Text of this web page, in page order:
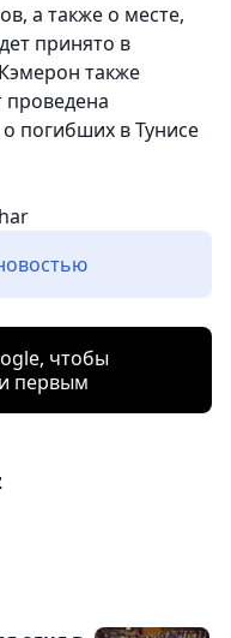
а также о месте,
принято в
также
проведена
погибших в Тунисе
чтобы
первым